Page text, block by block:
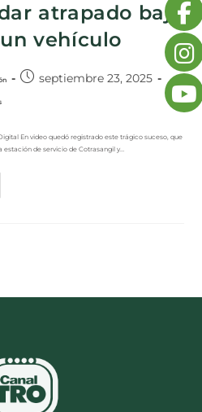
atrapado bajo
vehículo
septiembre 23, 2025
En video quedó registrado este trágico suceso, que
estación de servicio de Cotrasangil y…